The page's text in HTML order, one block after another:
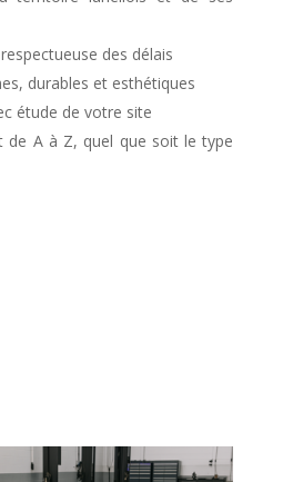
des délais
durables et esthétiques
étude de votre site
de A à Z, quel que soit le type